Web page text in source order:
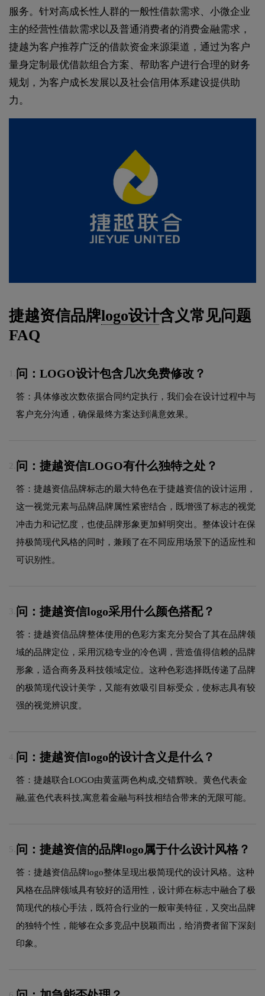
服务。针对高成长性人群的一般性借款需求、小微企业
主的经营性借款需求以及普通消费者的消费金融需求，
捷越为客户推荐广泛的借款资金来源渠道，通过为客户
量身定制最优借款组合方案、帮助客户进行合理的财务
规划，为客户成长发展以及社会信用体系建设提供助
力。
捷越资信品牌logo设计含义常见问题
FAQ
问：LOGO设计包含几次免费修改？
答：具体修改次数依据合同约定执行，我们会在设计过程中与
客户充分沟通，确保最终方案达到满意效果。
2. 问：捷越资信LOGO有什么独特之处？
答：捷越资信品牌标志的最大特色在于捷越资信的设计运用，
这一视觉元素与品牌品牌属性紧密结合，既增强了标志的视觉
冲击力和记忆度，也使品牌形象更加鲜明突出。整体设计在保
持极简现代风格的同时，兼顾了在不同应用场景下的适应性和
可识别性。
3. 问：捷越资信logo采用什么颜色搭配？
答：捷越资信品牌整体使用的色彩方案充分契合了其在品牌领
域的品牌定位，采用沉稳专业的冷色调，营造值得信赖的品牌
形象，适合商务及科技领域定位。这种色彩选择既传递了品牌
的极简现代设计美学，又能有效吸引目标受众，使标志具有较
强的视觉辨识度。
4. 问：捷越资信logo的设计含义是什么？
答：捷越联合LOGO由黄蓝两色构成,交错辉映。黄色代表金
融,蓝色代表科技,寓意着金融与科技相结合带来的无限可能。
5. 问：捷越资信的品牌logo属于什么设计风格？
答：捷越资信品牌logo整体呈现出极简现代的设计风格。这种
风格在品牌领域具有较好的适用性，设计师在标志中融合了极
简现代的核心手法，既符合行业的一般审美特征，又突出品牌
的独特个性，能够在众多竞品中脱颖而出，给消费者留下深刻
印象。